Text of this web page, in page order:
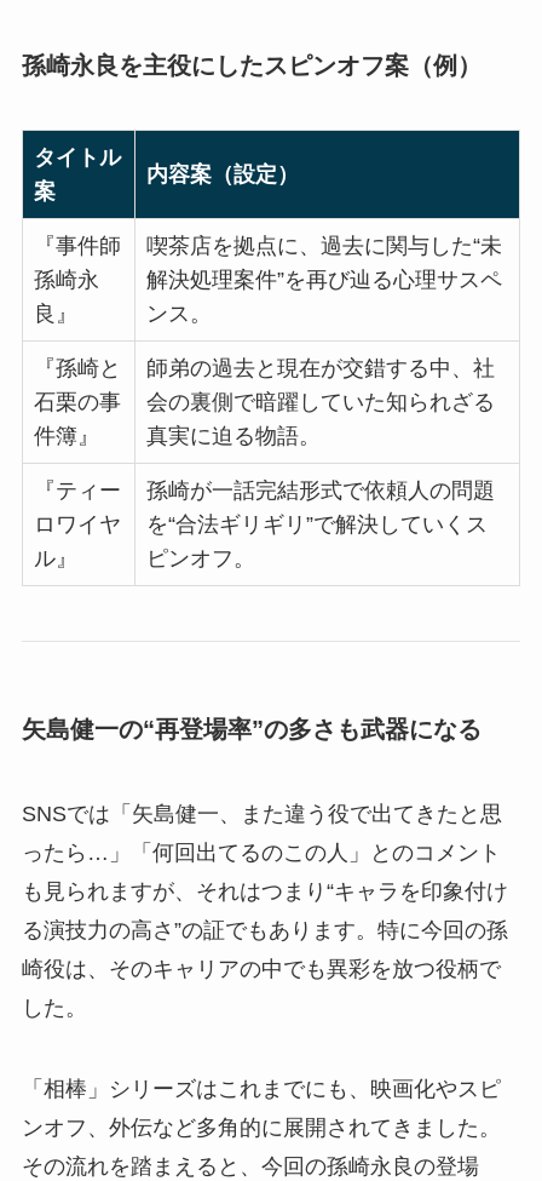
孫崎永良を主役にしたスピンオフ案（例）
タイトル
案
内容案（設定）
『事件師
孫崎永
良』
喫茶店を拠点に、過去に関与した“未
解決処理案件”を再び辿る心理サスペ
ンス。
『孫崎と
石栗の事
件簿』
師弟の過去と現在が交錯する中、社
会の裏側で暗躍していた知られざる
真実に迫る物語。
『ティー
ロワイヤ
ル』
孫崎が一話完結形式で依頼人の問題
を“合法ギリギリ”で解決していくス
ピンオフ。
矢島健一の“再登場率”の多さも武器になる
SNSでは「矢島健一、また違う役で出てきたと思
ったら…」「何回出てるのこの人」とのコメント
も見られますが、それはつまり“キャラを印象付け
る演技力の高さ”の証でもあります。特に今回の孫
崎役は、そのキャリアの中でも異彩を放つ役柄で
した。
「相棒」シリーズはこれまでにも、映画化やスピ
ンオフ、外伝など多角的に展開されてきました。
その流れを踏まえると、今回の孫崎永良の登場